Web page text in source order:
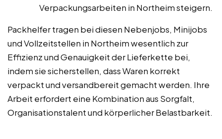
Verpackungsarbeiten in Northeim steigern.
Packhelfer tragen bei diesen Nebenjobs, Minijobs
und Vollzeitstellen in Northeim wesentlich zur
Effizienz und Genauigkeit der Lieferkette bei,
indem sie sicherstellen, dass Waren korrekt
verpackt und versandbereit gemacht werden. Ihre
Arbeit erfordert eine Kombination aus Sorgfalt,
Organisationstalent und körperlicher Belastbarkeit.